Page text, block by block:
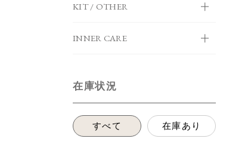
KIT / OTHER
INNER CARE
在庫状況
すべて 在庫あり